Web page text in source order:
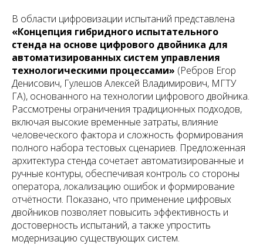
В области цифровизации испытаний представлена
«Концепция гибридного испытательного
стенда на основе цифрового двойника для
автоматизированных систем управления
технологическими процессами» (Ребров Егор
Денисович, Гулешов Алексей Владимирович, МГТУ
ГА), основанного на технологии цифрового двойника.
Рассмотрены ограничения традиционных подходов,
включая высокие временные затраты, влияние
человеческого фактора и сложность формирования
полного набора тестовых сценариев. Предложенная
архитектура стенда сочетает автоматизированные и
ручные контуры, обеспечивая контроль со стороны
оператора, локализацию ошибок и формирование
отчётности. Показано, что применение цифровых
двойников позволяет повысить эффективность и
достоверность испытаний, а также упростить
модернизацию существующих систем.